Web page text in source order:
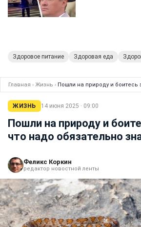
Здоровое питание Здоровая еда
Главная › Жизнь › Пошли на природу и боитесь
ЖИЗНЬ 14 июня 2025 · 09:00
Пошли на природу и
что надо обязательно
Феликс Коркин
редактор новостной ленты